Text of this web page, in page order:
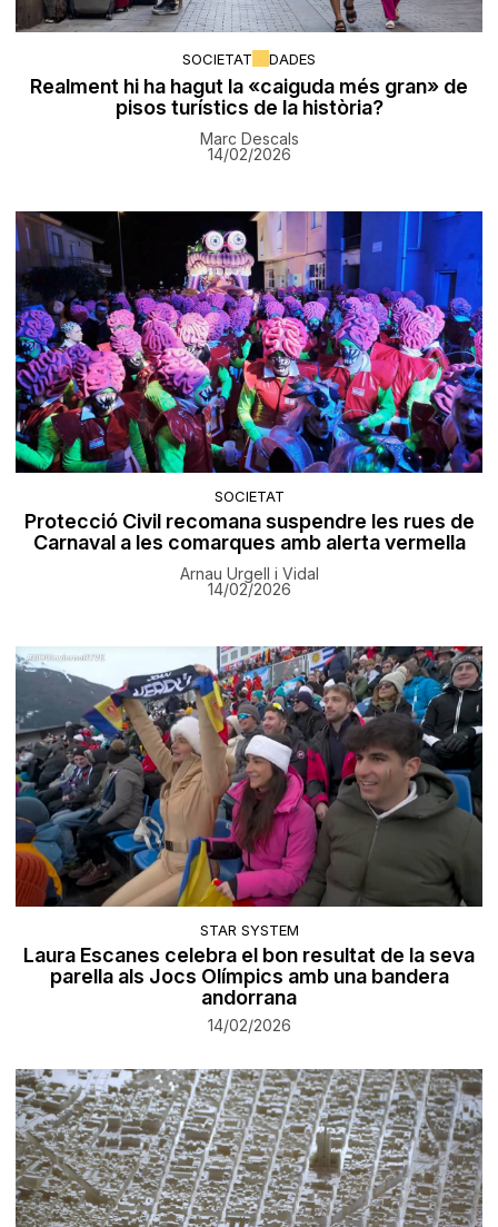
SOCIETAT DADES
Realment hi ha hagut la «caiguda més gran» de
pisos turístics de la història?
Marc Descals
14/02/2026
SOCIETAT
Protecció Civil recomana suspendre les rues de
Carnaval a les comarques amb alerta vermella
Arnau Urgell i Vidal
14/02/2026
STAR SYSTEM
Laura Escanes celebra el bon resultat de la seva
parella als Jocs Olímpics amb una bandera
andorrana
14/02/2026